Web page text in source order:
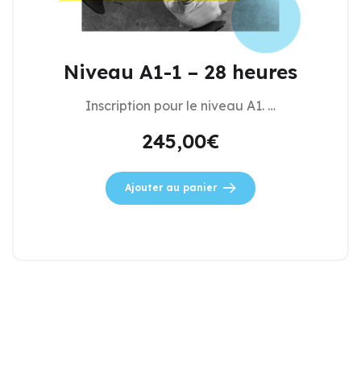
Niveau A1-1 – 28 heures
Inscription pour le niveau A1. …
245,00€
Ajouter au panier